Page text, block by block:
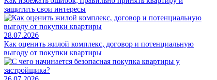
защитить свои интересы
28.07.2026
Как оценить жилой комплекс, договор и потенциальную
выгоду от покупки квартиры